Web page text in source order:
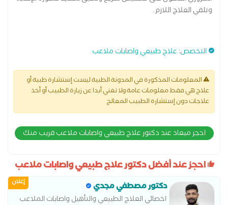
وتلقي العلاج اللازم.
التخصص: علاج طبيعي واصابات ملاعب
المعلومات المذكورة في المدونة الطبية ليست إستشارة طبية أو
علاج هي فقط معلومات عامة ولا تغني أبدا عن زيارة الطبيب أو أخذ
علاجات دون إستشارة الطبيب المعالج
احجز ميعاد عند دكتور علاج طبيعي واصابات ملاعب قريب منك
احجز عند أفضل دكتور علاج طبيعي واصابات ملاعب
إعلان دكتور مصطفي مجدي
اخصائي العلاج الطبيعي والتأهيل واصابات الملاعب